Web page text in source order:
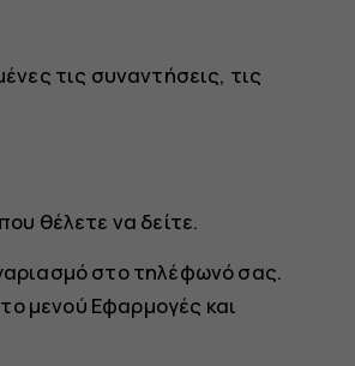
τις συναντήσεις, τις
θέλετε να δείτε.
στο τηλέφωνό σας.
μενού Εφαρμογές και